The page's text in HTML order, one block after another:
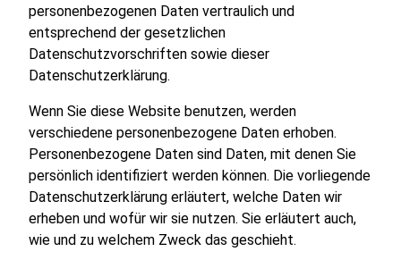
personenbezogenen Daten vertraulich und
entsprechend der gesetzlichen
Datenschutzvorschriften sowie dieser
Datenschutzerklärung.
Wenn Sie diese Website benutzen, werden
verschiedene personenbezogene Daten erhoben.
Personenbezogene Daten sind Daten, mit denen Sie
persönlich identifiziert werden können. Die vorliegende
Datenschutzerklärung erläutert, welche Daten wir
erheben und wofür wir sie nutzen. Sie erläutert auch,
wie und zu welchem Zweck das geschieht.